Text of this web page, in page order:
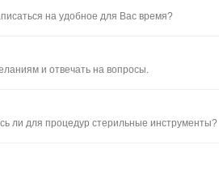
на удобное для Вас время?
и отвечать на вопросы.
ли для процедур стерильные инструменты?